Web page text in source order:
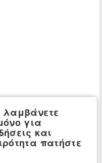
λαμβάνετε
για
και
πατήστε